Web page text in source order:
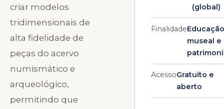
criar modelos
tridimensionais de
alta fidelidade de
peças do acervo
numismático e
arqueológico,
permitindo que
(global)
FinalidadeEducação
museal e
AcessoGratuito e
aberto